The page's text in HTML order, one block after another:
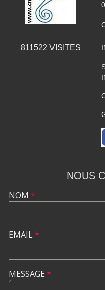
811522 VISITES
NOUS
NOM *
EMAIL*
MESSAGE *